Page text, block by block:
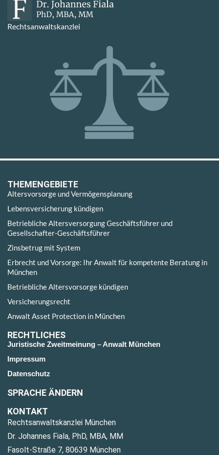
Rechtsanwaltskanzlei
THEMENGEBIETE
Altersvorsorge und Vermögensplanung
Lebensversicherung kündigen
Betriebliche Altersversorgung Geschäftsführer und
Gesellschafter-Geschäftsführer
Zinsbetrug mit System
Erbrecht und Vorsorge: Ihr Anwalt für kompetente Beratung in
München
Betriebliche Altersvorsorge kündigen
Versicherungsrecht
Anwalt Asset Protection in München
RECHTLICHES
Juristische Zweitmeinung – Anwalt München
Impressum
Datenschutz
SPRACHE ÄNDERN
KONTAKT
Rechtsanwaltskanzlei München
Dr. Johannes Fiala, PhD, MBA, MM
Fasolt-Straße 7, 80639 München